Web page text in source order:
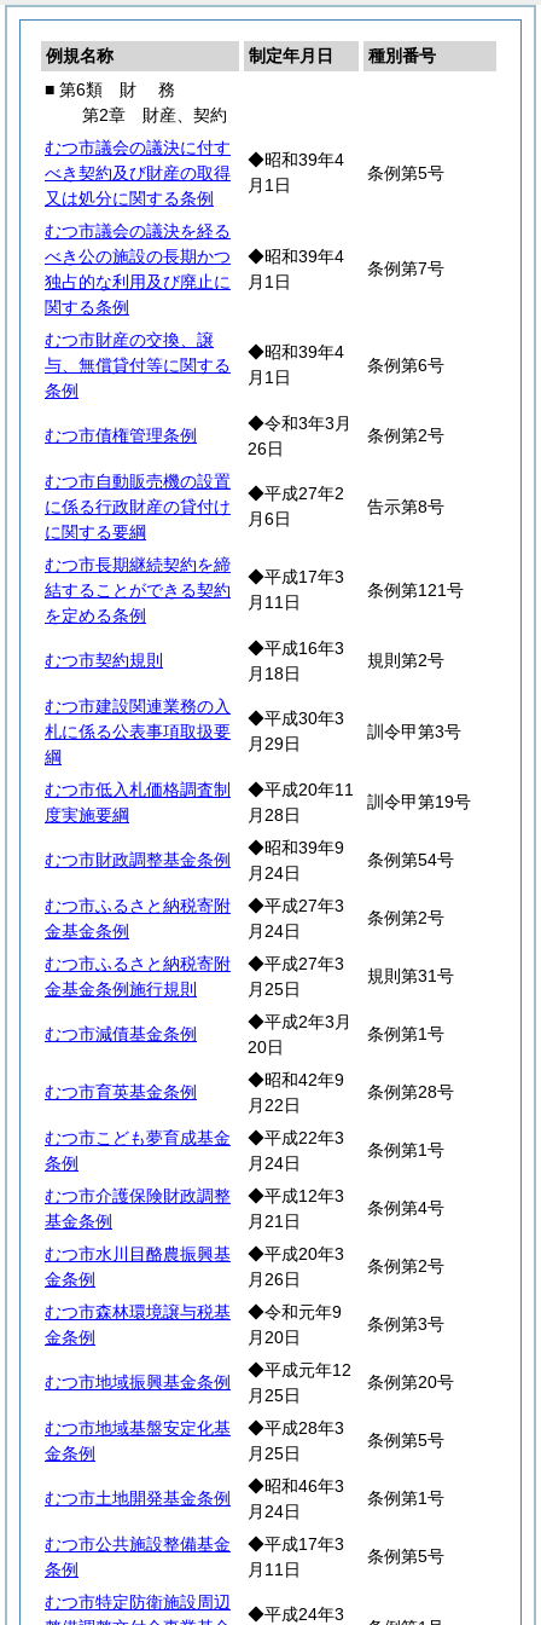
例規名称 制定年月日
種別番号
■ 第6類 財 務
第2章 財産、契約
むつ市議会の議決に付す
べき契約及び財産の取得
又は処分に関する条例
◆昭和39年4
月1日
条例第5号
むつ市議会の議決を経る
べき公の施設の長期かつ
独占的な利用及び廃止に
関する条例
◆昭和39年4
月1日
条例第7号
むつ市財産の交換、譲
与、無償貸付等に関する
条例
◆昭和39年4
月1日
条例第6号
むつ市債権管理条例
◆令和3年3月
26日
条例第2号
むつ市自動販売機の設置
に係る行政財産の貸付け
に関する要綱
◆平成27年2
月6日
告示第8号
むつ市長期継続契約を締
結することができる契約
を定める条例
◆平成17年3
月11日
条例第121号
むつ市契約規則
◆平成16年3
月18日
規則第2号
むつ市建設関連業務の入
札に係る公表事項取扱要
綱
◆平成30年3
月29日
訓令甲第3号
むつ市低入札価格調査制
度実施要綱
◆平成20年11
月28日
訓令甲第19号
むつ市財政調整基金条例
◆昭和39年9
月24日
条例第54号
むつ市ふるさと納税寄附
金基金条例
◆平成27年3
月24日
条例第2号
むつ市ふるさと納税寄附
金基金条例施行規則
◆平成27年3
月25日
規則第31号
むつ市減債基金条例
◆平成2年3月
20日
条例第1号
むつ市育英基金条例
◆昭和42年9
月22日
条例第28号
むつ市こども夢育成基金
条例
◆平成22年3
月24日
条例第1号
むつ市介護保険財政調整
基金条例
◆平成12年3
月21日
条例第4号
むつ市水川目酪農振興基
金条例
◆平成20年3
月26日
条例第2号
むつ市森林環境譲与税基
金条例
◆令和元年9
月20日
条例第3号
むつ市地域振興基金条例
◆平成元年12
月25日
条例第20号
むつ市地域基盤安定化基
金条例
◆平成28年3
月25日
条例第5号
むつ市土地開発基金条例
◆昭和46年3
月24日
条例第1号
むつ市公共施設整備基金
条例
◆平成17年3
月11日
条例第5号
むつ市特定防衛施設周辺
◆平成24年3